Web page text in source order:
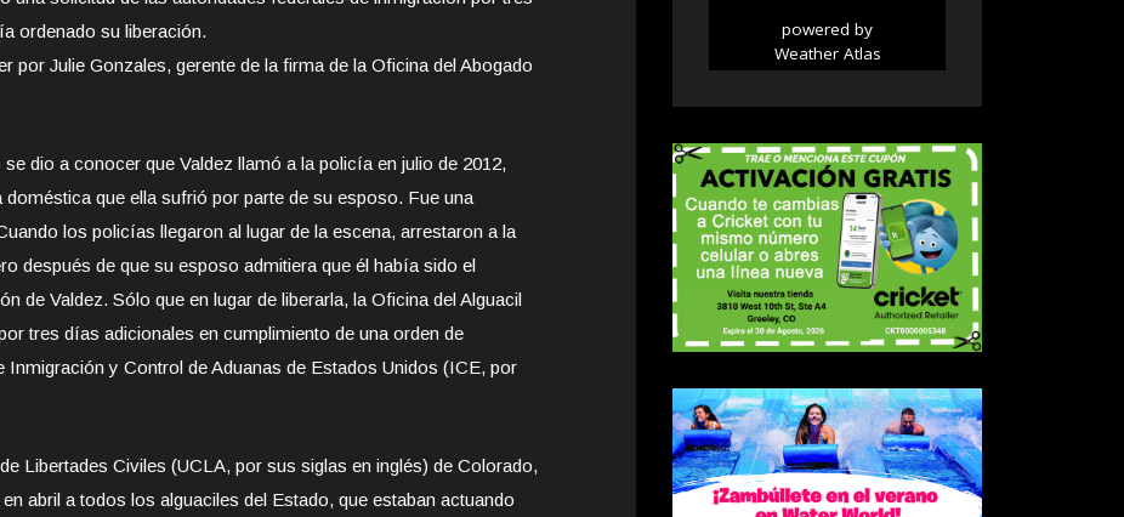
ordenado su liberación.
por Julie Gonzales, gerente de la firma de la Oficina del Abogado
dio a conocer que Valdez llamó a la policía en julio de 2012,
doméstica que ella sufrió por parte de su esposo. Fue una
los policías llegaron al lugar de la escena, arrestaron a la
después de que su esposo admitiera que él había sido el
de Valdez. Sólo que en lugar de liberarla, la Oficina del Alguacil
tres días adicionales en cumplimiento de una orden de
Inmigración y Control de Aduanas de Estados Unidos (ICE, por
Libertades Civiles (UCLA, por sus siglas en inglés) de Colorado,
abril a todos los alguaciles del Estado, que estaban actuando
powered by
Weather Atlas